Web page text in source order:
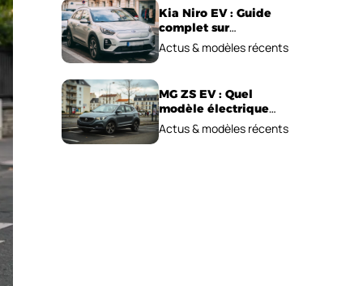
Kia Niro EV : Guide
complet sur
l’autonomie et le prix !
Actus & modèles récents
MG ZS EV : Quel
modèle électrique
choisir pour 2026 ?
Actus & modèles récents